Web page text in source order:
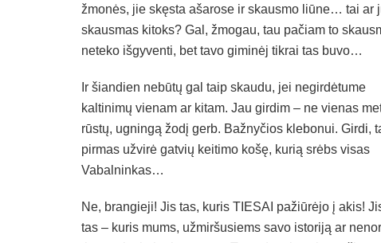
žmonės, jie skęsta ašarose ir skausmo liūne… tai ar
skausmas kitoks? Gal, žmogau, tau pačiam to
neteko išgyventi, bet tavo giminėj tikrai tas buvo…
Ir šiandien nebūtų gal taip skaudu, jei negirdėtume
kaltinimų vienam ar kitam. Jau girdim – ne vienas
rūstų, ugningą žodį gerb. Bažnyčios klebonui. Girdi,
pirmas užvirė gatvių keitimo košę, kurią srėbs visas
Vabalninkas…
Ne, brangieji! Jis tas, kuris TIESAI pažiūrėjo į akis!
tas – kuris mums, užmiršusiems savo istoriją ar